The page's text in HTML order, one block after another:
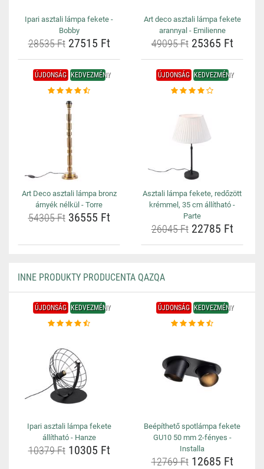
Ipari asztali lámpa fekete -
Bobby
28535 Ft27515 Ft
Art deco asztali lámpa fekete
arannyal - Emilienne
49095 Ft25365 Ft
ÚJDONSÁG KEDVEZMÉNY
Art Deco asztali lámpa bronz
árnyék nélkül - Torre
54305 Ft36555 Ft
ÚJDONSÁG KEDVEZMÉNY
Asztali lámpa fekete, redőzött
krémmel, 35 cm állítható -
Parte
26045 Ft22785 Ft
INNE PRODUKTY PRODUCENTA QAZQA
ÚJDONSÁG KEDVEZMÉNY
Ipari asztali lámpa fekete
állítható - Hanze
10379 Ft10305 Ft
ÚJDONSÁG KEDVEZMÉNY
Beépíthető spotlámpa fekete
GU10 50 mm 2-fényes -
Installa
12769 Ft12685 Ft